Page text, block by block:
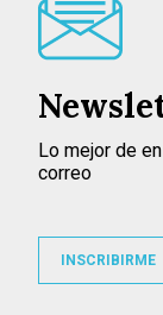
Lo mejor de
correo
INSCRIBIRME